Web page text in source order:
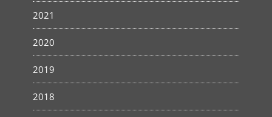
2021
2020
2019
2018